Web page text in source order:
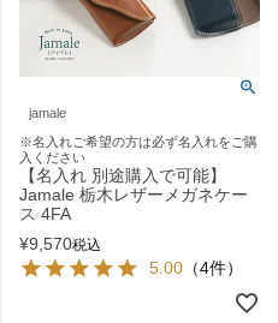
jamale
※名入れご希望の方は必ず名入れをご購
入ください
【名入れ 別途購入で可能】
Jamale 栃木レザーメガネケー
ス 4FA
¥9,570税込
5.00 （4件）